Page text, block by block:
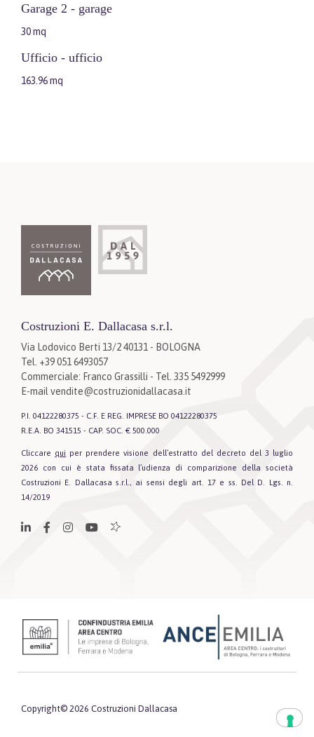
Garage 2 - garage
30 mq
Ufficio - ufficio
163.96 mq
Costruzioni E. Dallacasa s.r.l.
Via Lodovico Berti 13/2 40131 - BOLOGNA
Tel. +39 051 6493057
Commerciale: Franco Grassilli - Tel. 335 5492999
E-mail vendite@costruzionidallacasa.it
P.I. 04122280375 - C.F. E REG. IMPRESE BO 04122280375
R.E.A. BO 341515 - CAP. SOC. € 500.000
Cliccare qui per prendere visione dell’estratto del decreto del 3 luglio
2026 con cui è stata fissata l’udienza di comparizione della società
Costruzioni E. Dallacasa s.r.l., ai sensi degli art. 17 e ss. Del D. Lgs. n.
14/2019
Copyright© 2026 Costruzioni Dallacasa